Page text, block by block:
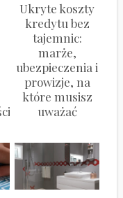
Ukryte koszty
kredytu bez
tajemnic:
marże,
ubezpieczenia i
prowizje, na
które musisz
uważać